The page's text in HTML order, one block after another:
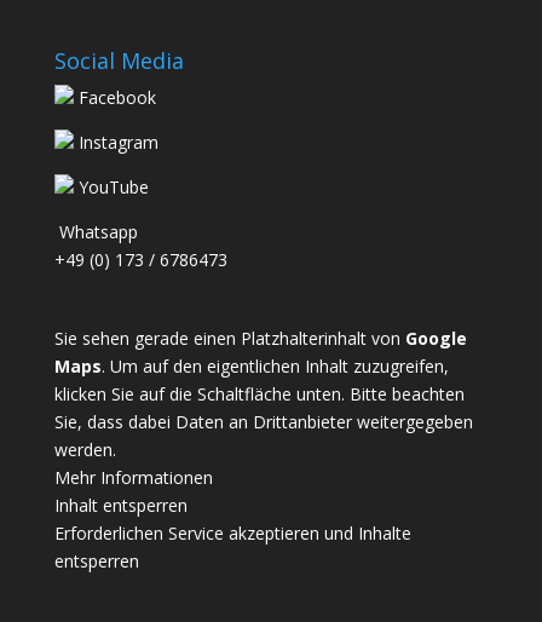
Social Media
Facebook
Instagram
YouTube
Whatsapp
+49 (0) 173 / 6786473
Sie sehen gerade einen Platzhalterinhalt von Google
Maps. Um auf den eigentlichen Inhalt zuzugreifen,
klicken Sie auf die Schaltfläche unten. Bitte beachten
Sie, dass dabei Daten an Drittanbieter weitergegeben
werden.
Mehr Informationen
Inhalt entsperren
Erforderlichen Service akzeptieren und Inhalte
entsperren